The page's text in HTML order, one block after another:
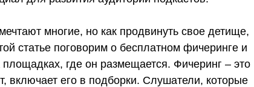
многие, но как продвинуть свое детище,
статье поговорим о бесплатном фичеринге и
площадках, где он размещается. Фичеринг – это
включает его в подборки. Слушатели, которые